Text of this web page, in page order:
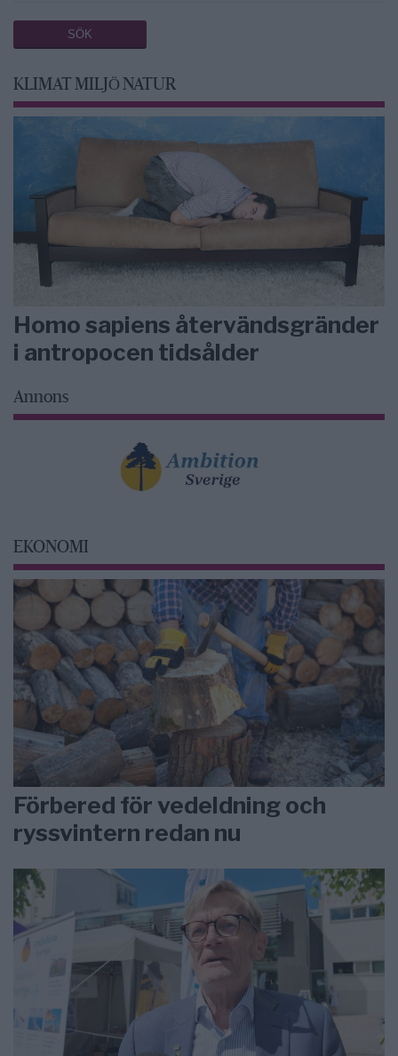
KLIMAT MILJÖ NATUR
Homo sapiens återvändsgränder
i antropocen tidsålder
Annons
EKONOMI
Förbered för vedeldning och
ryssvintern redan nu